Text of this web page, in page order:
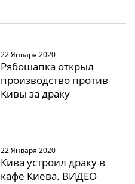
22 Января 2020
Рябошапка открыл
производство против
Кивы за драку
22 Января 2020
Кива устроил драку в
кафе Киева. ВИДЕО